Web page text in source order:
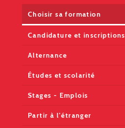
Choisir sa formation
Candidature et inscriptions
Alternance
Études et scolarité
Stages - Emplois
Partir à l'étranger